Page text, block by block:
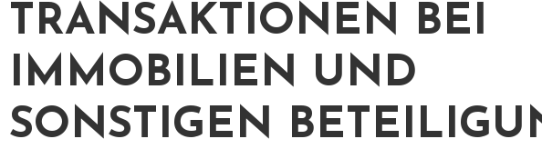
TRANSAKTIONEN BEI
IMMOBILIEN UND
SONSTIGEN